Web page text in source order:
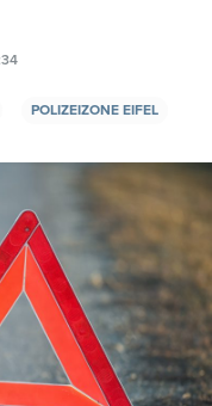
POLIZEIZONE EIFEL